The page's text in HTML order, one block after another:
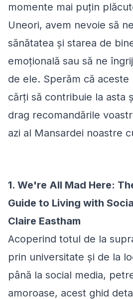
momente mai puțin
Uneori, avem nevoie să
sănătatea și starea de
emoțională sau să ne
de ele. Sperăm că aceste
cărți să contribuie la asta
drag recomandările
azi al Mansardei noastre
1. We're All Mad Here:
Guide to Living with
Claire Eastham
Acoperind totul de la
prin universitate și de la
până la social media,
amoroase, acest ghid